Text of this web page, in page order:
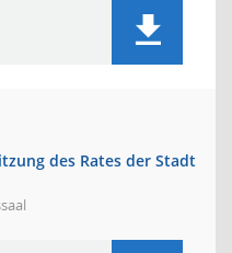
des Rates der Stadt